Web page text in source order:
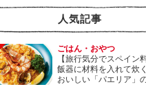
人気記事
ごはん・おやつ
【旅行気分でスペイン
飯器に材料を入れて炊
おいしい「パエリア」